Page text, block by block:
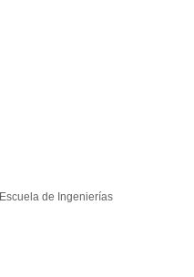
de Ingenierías